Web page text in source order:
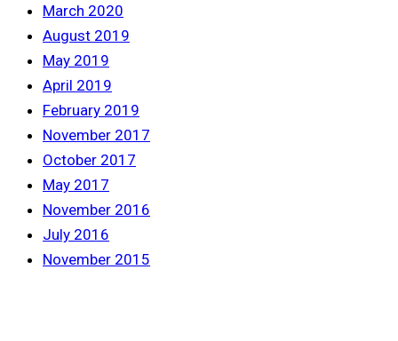
March 2020
August 2019
May 2019
April 2019
February 2019
November 2017
October 2017
May 2017
November 2016
July 2016
November 2015